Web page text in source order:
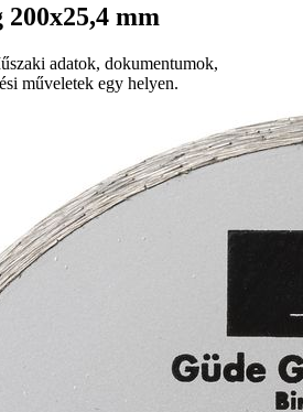
mm
adatok, dokumentumok,
műveletek egy helyen.